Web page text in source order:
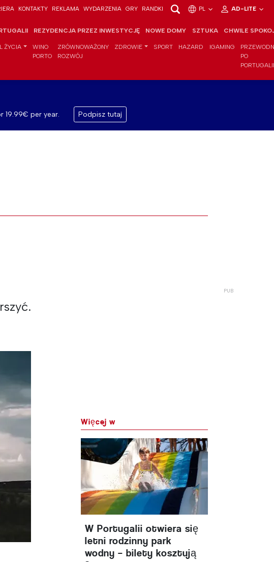
KONTAKTY REKLAMA WYDARZENIA GRY RANDKI PL AD-LITE
REZYDENCJA PRZEZ INWESTYCJĘ NOWE DOMY SZTUKA CHWILE
ŻYCIA
WINO
PORTO
ZRÓWNOWAŻONY
ROZWÓJ
ZDROWIE SPORT HAZARD IGAMING
PO
PORTUGALII
19.99€ per year. Podpisz tutaj
Więcej w
W Portugalii otwiera się
letni rodzinny park
wodny – bilety kosztują